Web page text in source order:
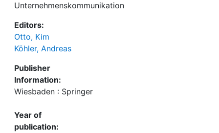
Unternehmenskommunikation
Editors:
Otto, Kim
Köhler, Andreas
Publisher
Information:
Wiesbaden : Springer
Year of
publication: